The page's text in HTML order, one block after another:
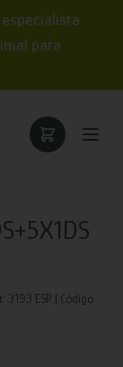
especialista
para
ESP | Código